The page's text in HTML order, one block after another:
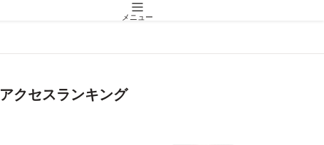
メニュー
アクセスランキング